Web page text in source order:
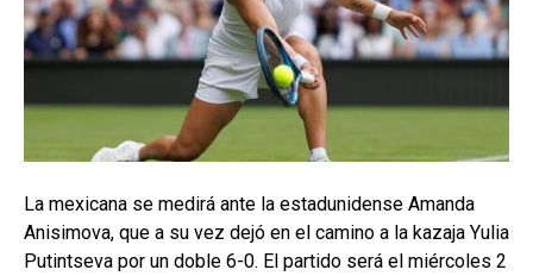
La mexicana se medirá ante la estadunidense Amanda
Anisimova, que a su vez dejó en el camino a la kazaja Yulia
Putintseva por un doble 6-0. El partido será el miércoles 2